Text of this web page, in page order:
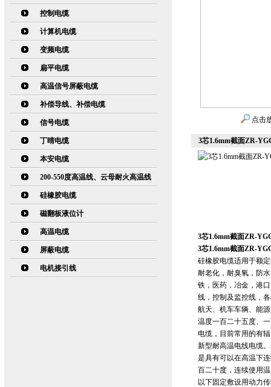
控制电缆
计算机电缆
变频电缆
扁平电缆
高温信号屏蔽电缆
补偿导线、补偿电缆
信号电缆
丁晴电缆
本安电缆
200-550度高温线、云母耐火高温线
硅橡胶电缆
磁翻板液位计
高温电缆
屏蔽电缆
电机接引线
点击
3芯1.6mm截面ZR-
3芯1.6mm截面ZR-
3芯1.6mm截面ZR-
硅橡胶电缆适用于额
耐老化，耐臭氧，防
铁，医药，冶金，港
线，控制及监控线，
航天、机车车辆、能
温度一百二十五度、
电缆，目前常用的有
新型耐高温电线电缆
是具有可以在高温下
百二十度，连续使用
以下固定敷设用动力